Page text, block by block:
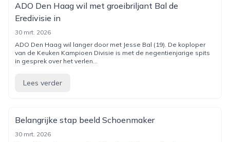
ADO Den Haag wil met groeibriljant Bal de
Eredivisie in
30 mrt. 2026
ADO Den Haag wil langer door met Jesse Bal (19). De koploper
van de Keuken Kampioen Divisie is met de negentienjarige spits
in gesprek over het verlen...
Lees verder
Belangrijke stap beeld Schoenmaker
30 mrt. 2026